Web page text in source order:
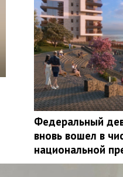
Федеральный
вновь вошел в
национальной